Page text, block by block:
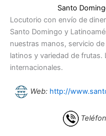
Santo
Locutorio con envío de
Santo Domingo y
nuestras manos, servicio
latinos y variedad de frutas.
internacionales.
Web: http://